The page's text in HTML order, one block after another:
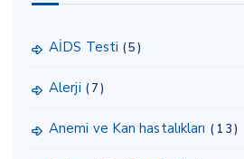
AİDS Testi (5)
Alerji (7)
Anemi ve Kan hastalıkları (13)